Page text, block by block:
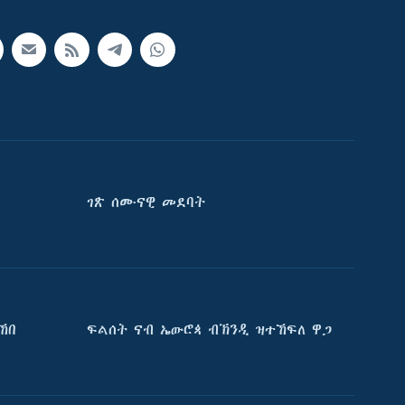
ገጽ ሰሙናዊ መደባት
ፍልሰት ናብ ኤውሮጳ ብኽንዲ ዝተኸፍለ ዋጋ